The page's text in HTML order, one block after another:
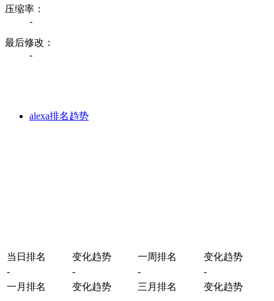
压缩率：
-
最后修改：
-
alexa排名趋势
当日排名 变化趋势 一周排名
变化趋势
-
- -
-
一月排名
变化趋势 三月排名
变化趋势